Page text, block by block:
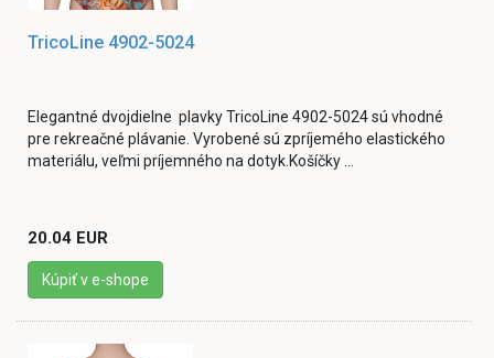
TricoLine 4902-5024
Elegantné dvojdielne plavky TricoLine 4902-5024 sú vhodné
pre rekreačné plávanie. Vyrobené sú zpríjemého elastického
materiálu, veľmi príjemného na dotyk.Košíčky ...
20.04 EUR
Kúpiť v e-shope